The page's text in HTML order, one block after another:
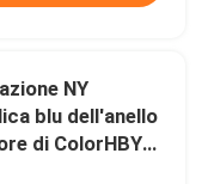
NY
blu dell'anello
di ColorHBY